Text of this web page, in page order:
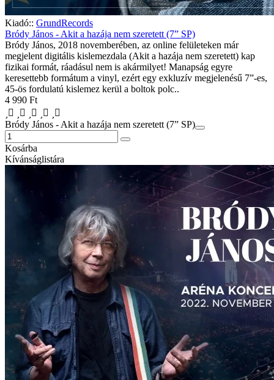
Kiadó:: GrundRecords
Bródy János - Akit a hazája nem szeretett (7” SP)
Bródy János, 2018 novemberében, az online felületeken már
megjelent digitális kislemezdala (Akit a hazája nem szeretett) kap
fizikai formát, ráadásul nem is akármilyet! Manapság egyre
keresettebb formátum a vinyl, ezért egy exkluzív megjelenésű 7”-es,
45-ös fordulatú kislemez kerül a boltok polc..
4 990 Ft
Bródy János - Akit a hazája nem szeretett (7” SP)
Kosárba
Kívánságlistára